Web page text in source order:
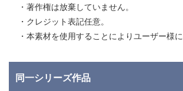
・著作権は放棄していません。
・クレジット表記任意。
・本素材を使用することによりユーザー様
同一シリーズ作品